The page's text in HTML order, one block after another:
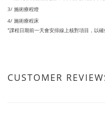
3/ 施術療程燈
4/ 施術療程床
*課程日期前一天會安排線上核對項目，以
CUSTOMER